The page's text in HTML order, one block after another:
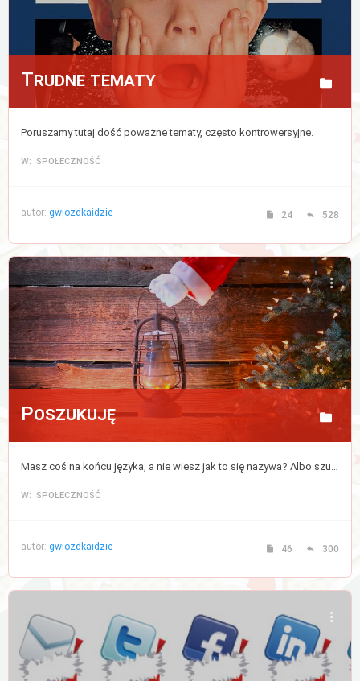
Trudne tematy
Poruszamy tutaj dość poważne tematy, często kontrowersyjne.
W: SPOŁECZNOŚĆ
autor: gwiozdkaidzie 24 528
Poszukuję
Masz coś na końcu języka, a nie wiesz jak to się nazywa? Albo szukasz czegoś, ale nie bardzo wiesz od czego zacząć? Napisz, a postaramy się pomóc.
W: SPOŁECZNOŚĆ
autor: gwiozdkaidzie 46 300